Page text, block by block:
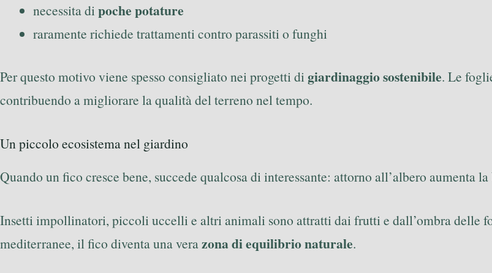
necessita dipoche potature
raramente richiede trattamenti contro parassiti o funghi
Per questo motivo viene spesso consigliato nei progetti digiardinaggio sostenibile. Le
contribuendo a migliorare la qualità del terreno nel tempo.
Un piccolo ecosistema nel giardino
Quando un fico cresce bene, succede qualcosa di interessante: attorno all’albero aumenta la
Insetti impollinatori, piccoli uccelli e altri animali sono attratti dai frutti e dall’ombra delle
mediterranee, il fico diventa una verazona di equilibrio naturale.